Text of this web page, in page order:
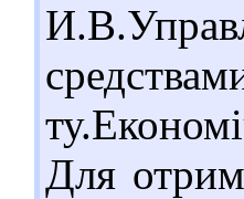
Для